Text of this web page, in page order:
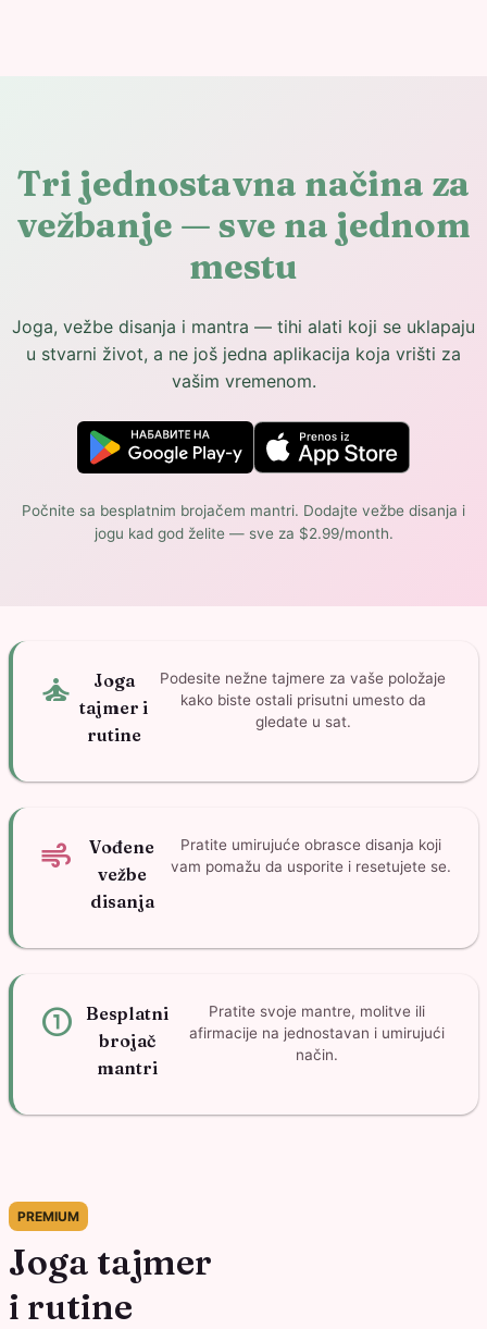
Tri jednostavna načina za
vežbanje — sve na jednom
mestu
Joga, vežbe disanja i mantra — tihi alati koji se uklapaju
u stvarni život, a ne još jedna aplikacija koja vrišti za
vašim vremenom.
Počnite sa besplatnim brojačem mantri. Dodajte vežbe disanja i
jogu kad god želite — sve za $2.99/month.
self_improvement
Joga
tajmer i
rutine
Podesite nežne tajmere za vaše položaje
kako biste ostali prisutni umesto da
gledate u sat.
air
Vođene
vežbe
disanja
Pratite umirujuće obrasce disanja koji
vam pomažu da usporite i resetujete se.
counter_1
Besplatni
brojač
mantri
Pratite svoje mantre, molitve ili
afirmacije na jednostavan i umirujući
način.
PREMIUM
Joga tajmer
i rutine